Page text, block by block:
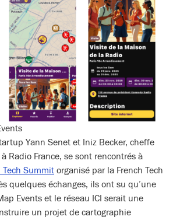
Yann Senet et Iniz Becker, cheffe
Radio France, se sont rencontrés à
Tech Summit organisé par la French Tech
quelques échanges, ils ont su qu’une
Events et le réseau ICI serait une
un projet de cartographie